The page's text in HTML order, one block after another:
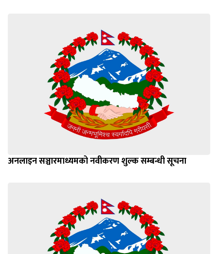
अनलाइन सञ्चारमाध्यमको नवीकरण शुल्क सम्बन्धी सूचना